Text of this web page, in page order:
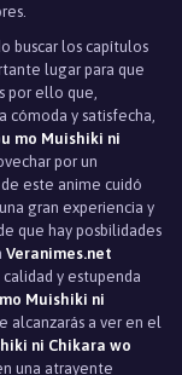
buscar los capítulos
lugar para que
por ello que,
cómoda y satisfecha,
mo Muishiki ni
por un
este anime cuidó
gran experiencia y
que hay posbilidades
Veranimes.net
y estupenda
Muishiki ni
alcanzarás a ver en el
ni Chikara wo
una atrayente